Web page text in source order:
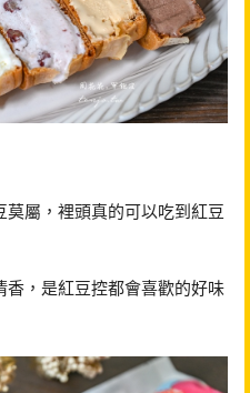
屬，裡頭真的可以吃到紅豆
，是紅豆控都會喜歡的好味